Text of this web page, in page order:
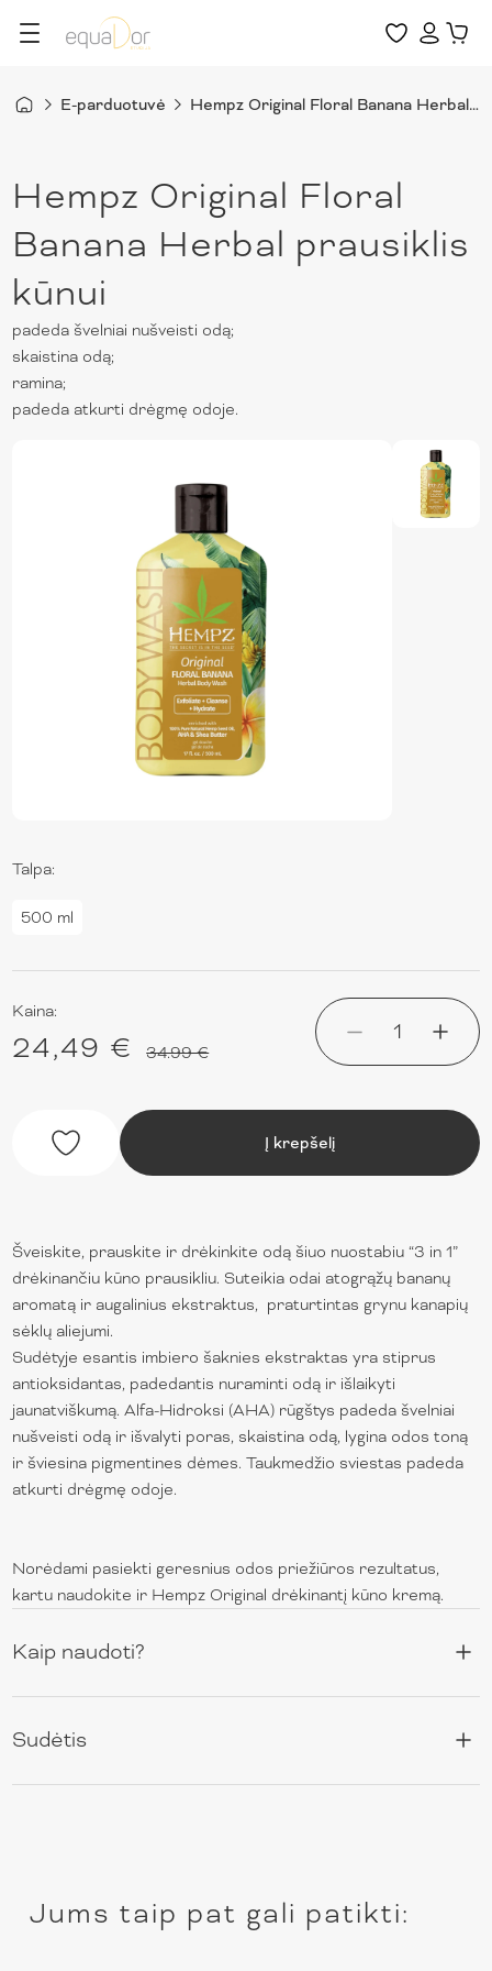
E-parduotuvė Hempz Original Floral Banana Herbal prausiklis kūnui
Hempz Original Floral
Banana Herbal prausiklis
kūnui
padeda švelniai nušveisti odą;
skaistina odą;
ramina;
padeda atkurti drėgmę odoje.
Talpa:
500 ml
Kaina:
24,49 € 34.99 €
1
Į krepšelį
Šveiskite, prauskite ir drėkinkite odą šiuo nuostabiu “3 in 1”
drėkinančiu kūno prausikliu. Suteikia odai atogrąžų bananų
aromatą ir augalinius ekstraktus, praturtintas grynu kanapių
sėklų aliejumi.
Sudėtyje esantis imbiero šaknies ekstraktas yra stiprus
antioksidantas, padedantis nuraminti odą ir išlaikyti
jaunatviškumą. Alfa-Hidroksi (AHA) rūgštys padeda švelniai
nušveisti odą ir išvalyti poras, skaistina odą, lygina odos toną
ir šviesina pigmentines dėmes. Taukmedžio sviestas padeda
atkurti drėgmę odoje.
Norėdami pasiekti geresnius odos priežiūros rezultatus,
kartu naudokite ir Hempz Original drėkinantį kūno kremą.
Kaip naudoti?
Sudėtis
Jums taip pat gali patikti: